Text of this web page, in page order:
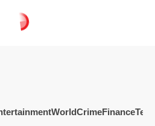
WorldCrimeFinance